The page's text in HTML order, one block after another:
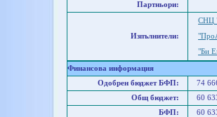
Партньори:
Изпълнители:
СНЦ
"Би
Финансова информация
Одобрен бюджет БФП:
74
Общ бюджет:
60
БФП:
60